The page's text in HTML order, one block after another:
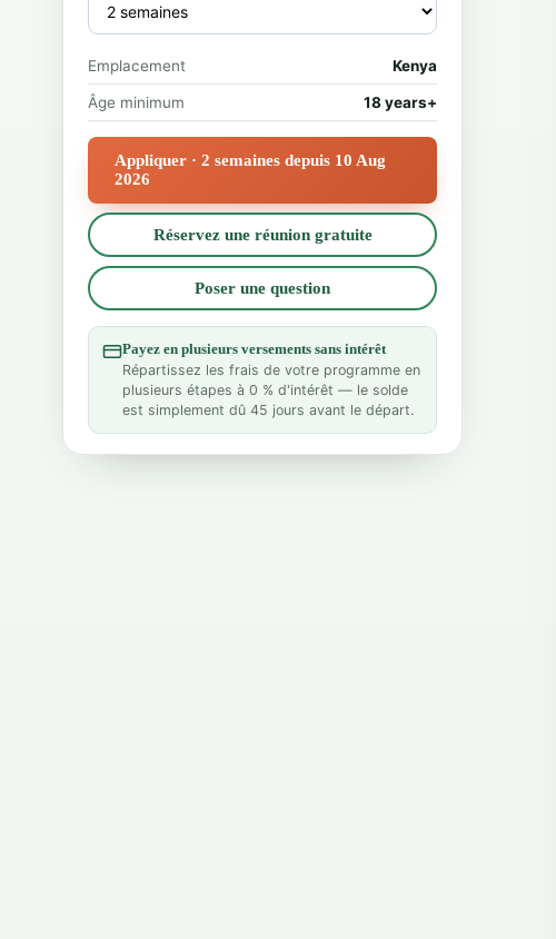
Emplacement Kenya
Âge minimum 18 years+
Appliquer · 2 semaines depuis 10 Aug
2026
Réservez une réunion gratuite
Poser une question
Payez en plusieurs versements sans intérêt
Répartissez les frais de votre programme en
plusieurs étapes à 0 % d'intérêt — le solde
est simplement dû 45 jours avant le départ.